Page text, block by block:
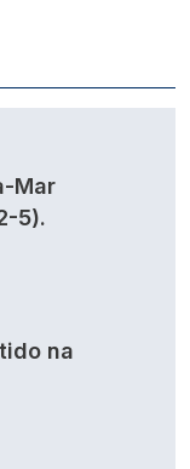
Mar
5).
na